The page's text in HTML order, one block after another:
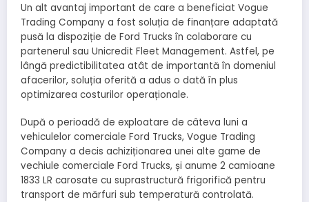
Un alt avantaj important de care a beneficiat Vogue
Trading Company a fost soluția de finanțare adaptată
pusă la dispoziție de Ford Trucks în colaborare cu
partenerul sau Unicredit Fleet Management. Astfel, pe
lângă predictibilitatea atât de importantă în domeniul
afacerilor, soluția oferită a adus o dată în plus
optimizarea costurilor operaționale.
După o perioadă de exploatare de câteva luni a
vehiculelor comerciale Ford Trucks, Vogue Trading
Company a decis achiziționarea unei alte game de
vechiule comerciale Ford Trucks, și anume 2 camioane
1833 LR carosate cu suprastructură frigorifică pentru
transport de mărfuri sub temperatură controlată.